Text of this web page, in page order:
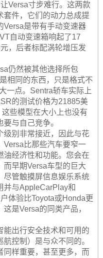
Versa寸步难行。这两款
套件，它们的动力总成提
Versa是带有手动变速器
自动变速箱响起了17
，后者标配涡轮增压发
仍然被其他选择所包
相同的东西，只是格式不
一点。Sentra轿车实际上
的测试价格为21885美
些模型在大小上也没有
与自己竞争。
级别非常接近，因此与花
Versa比那些汽车要窄一
油经济性和功能。您会在
而早期Versa车型的巨大
尽管触摸屏信息娱乐系统
并与AppleCarPlay和
体验比Toyota或Honda更
是Versa的同类产品，
能出行安全技术和可用的
控制）是与众不同的。
同样重要，甚至更多，而